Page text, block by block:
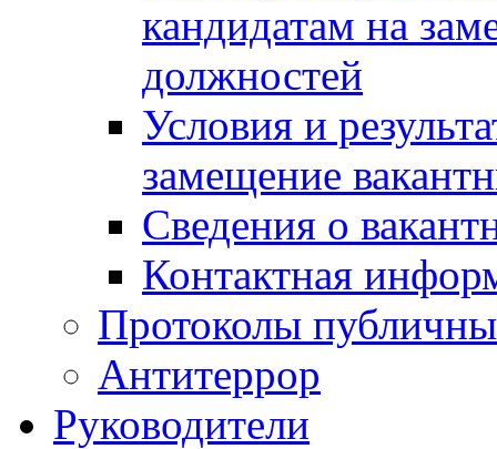
кандидатам на
должностей
Условия и
замещение
Сведения о
Контактная
Протоколы
Антитеррор
Руководители